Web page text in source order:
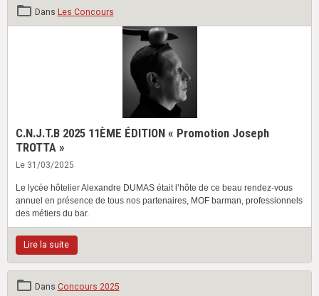
Dans Les Concours
C.N.J.T.B 2025 11ÈME ÉDITION « Promotion Joseph
TROTTA »
Le 31/03/2025
Le lycée hôtelier Alexandre DUMAS était l’hôte de ce beau rendez-vous
annuel en présence de tous nos partenaires, MOF barman, professionnels
des métiers du bar.
Lire la suite
Dans Concours 2025